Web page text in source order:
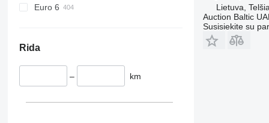
Euro 6
Rida
– km
Lietuva,
Auction Baltic
Susisiekite su